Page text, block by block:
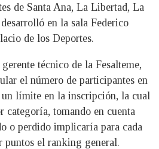
de Santa Ana, La Libertad, La
en la sala Federico
de los Deportes.
técnico de la Fesalteme,
el número de participantes en
un límite en la inscripción, la cual
categoría, tomando en cuenta
o perdido implicaría para cada
puntos el ranking general.